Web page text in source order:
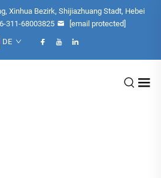
Xinhua Bezirk, Shijiazhuang Stadt, Hebei
311-68003825
[email protected]
DE